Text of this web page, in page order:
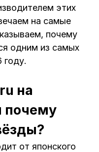
этих
на самые
почему
одним из самых
году.
на
почему
от японского